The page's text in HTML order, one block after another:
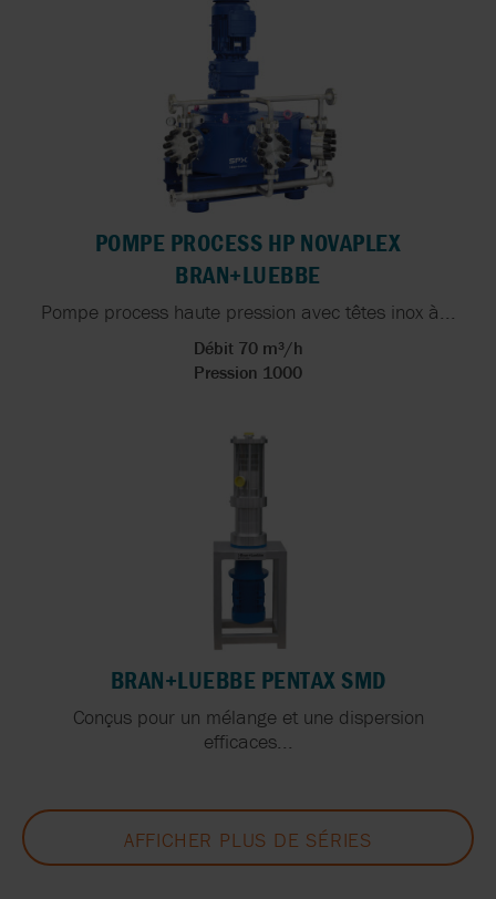
POMPE PROCESS HP NOVAPLEX
BRAN+LUEBBE
Pompe process haute pression avec têtes inox à...
Débit 70 m³/h
Pression 1000
BRAN+LUEBBE PENTAX SMD
Conçus pour un mélange et une dispersion
efficaces...
AFFICHER PLUS DE SÉRIES